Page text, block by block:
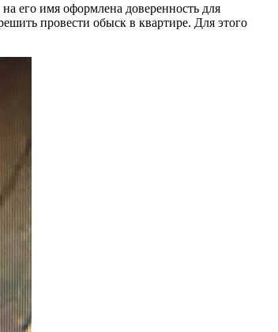
его имя оформлена доверенность для
провести обыск в квартире. Для этого